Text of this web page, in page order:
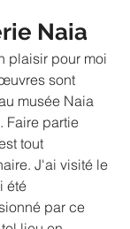
Naia
plaisir pour moi
sont
musée Naia
Faire partie
tout
J'ai visité le
été
par ce